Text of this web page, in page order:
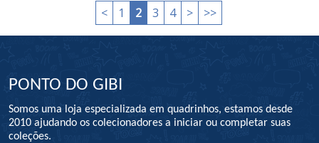
< 1 2 3 4 > >>
PONTO DO GIBI
Somos uma loja especializada em quadrinhos, estamos desde
2010 ajudando os colecionadores a iniciar ou completar suas
coleções.